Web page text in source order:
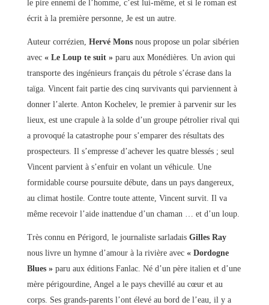
le pire ennemi de l’homme, c’est lui-même, et si le roman est
écrit à la première personne, Je est un autre.
Auteur corrézien, Hervé Mons nous propose un polar sibérien
avec « Le Loup te suit »paru aux Monédières. Un avion qui
transporte des ingénieurs français du pétrole s’écrase dans la
taïga. Vincent fait partie des cinq survivants qui parviennent à
donner l’alerte. Anton Kochelev, le premier à parvenir sur les
lieux, est une crapule à la solde d’un groupe pétrolier rival qui
a provoqué la catastrophe pour s’emparer des résultats des
prospecteurs. Il s’empresse d’achever les quatre blessés ; seul
Vincent parvient à s’enfuir en volant un véhicule. Une
formidable course poursuite débute, dans un pays dangereux,
au climat hostile. Contre toute attente, Vincent survit. Il va
même recevoir l’aide inattendue d’un chaman … et d’un loup.
Très connu en Périgord, le journaliste sarladais Gilles Ray
nous livre un hymne d’amour à la rivière avec « Dordogne
Blues »paru aux éditions Fanlac. Né d’un père italien et d’une
mère périgourdine, Angel a le pays chevillé au cœur et au
corps. Ses grands-parents l’ont élevé au bord de l’eau, il y a